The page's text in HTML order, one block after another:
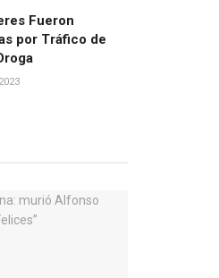
Fueron
por Tráfico de